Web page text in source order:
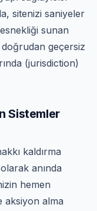
sitenizi saniyeler
sunan
doğrudan geçersiz
(jurisdiction)
Sistemler
kaldırma
anında
hemen
aksiyon alma